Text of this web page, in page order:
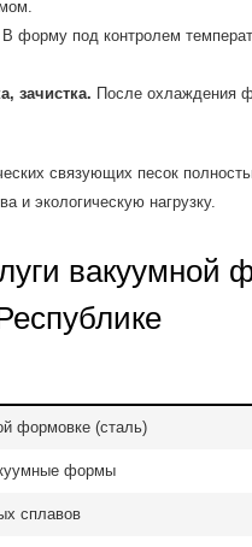
В форму под контролем
зачистка. После охлаждения
связующих песок
и экологическую нагрузку.
вакуумной
формовке (сталь)
формы
сплавов